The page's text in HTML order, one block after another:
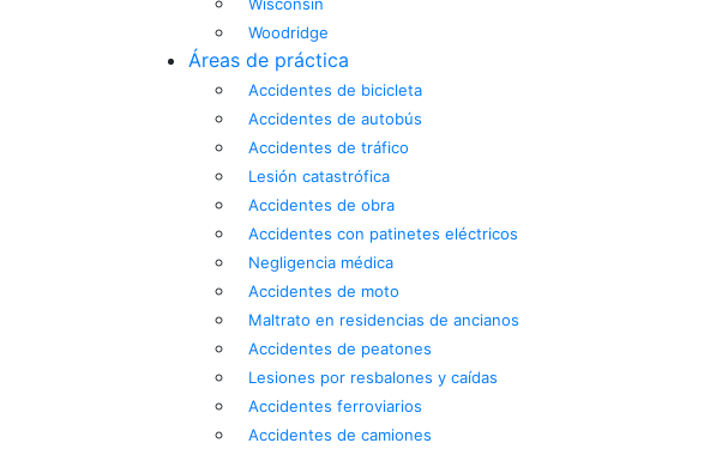
Woodridge
Áreas de práctica
Accidentes de bicicleta
Accidentes de autobús
Accidentes de tráfico
Lesión catastrófica
Accidentes de obra
Accidentes con patinetes eléctricos
Negligencia médica
Accidentes de moto
Maltrato en residencias de ancianos
Accidentes de peatones
Lesiones por resbalones y caídas
Accidentes ferroviarios
Accidentes de camiones